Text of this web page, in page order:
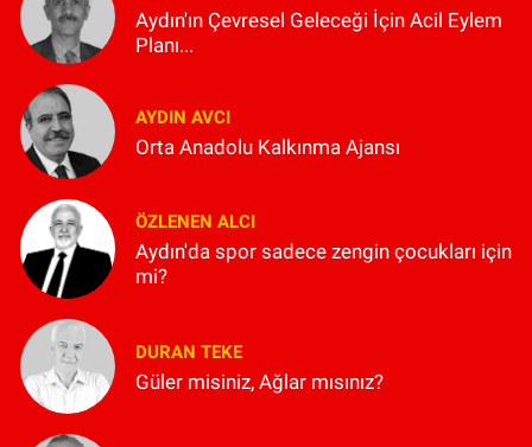
Aydın'ın Çevresel Geleceği İçin Acil Eylem
Planı...
AYDIN AVCI
Orta Anadolu Kalkınma Ajansı
ÖZLENEN ALCI
Aydın'da spor sadece zengin çocukları için
mi?
DURAN TEKE
Güler misiniz, Ağlar mısınız?